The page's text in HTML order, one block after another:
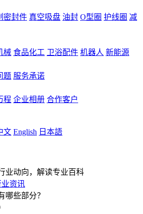
密封件 真空吸盘 油封 O型圈 护线圈 减
械 食品化工 卫浴配件 机器人 新能源
题 服务承诺
程 企业相册 合作客户
文 English 日本語
业动向，解读专业百科
业资讯
哪些部分？